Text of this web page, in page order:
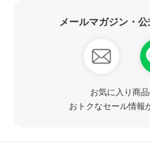
メールマガジン・
お気に入り商
おトクなセール情報